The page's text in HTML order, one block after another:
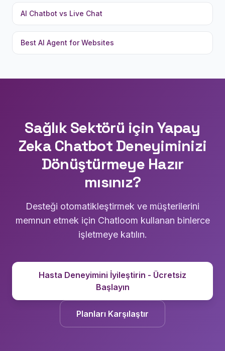
AI Chatbot vs Live Chat
Best AI Agent for Websites
Sağlık Sektörü için Yapay
Zeka Chatbot Deneyiminizi
Dönüştürmeye Hazır
mısınız?
Desteği otomatikleştirmek ve müşterilerini
memnun etmek için Chatloom kullanan binlerce
işletmeye katılın.
Hasta Deneyimini İyileştirin - Ücretsiz
Başlayın
Planları Karşılaştır